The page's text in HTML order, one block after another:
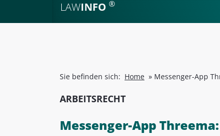
LAWINFO ®
Sie befinden sich: Home » Messenger-App
ARBEITSRECHT
Messenger-App